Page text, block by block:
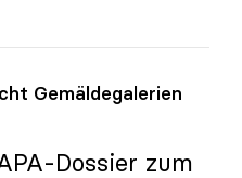
Wertungen
Gemäldegalerien
Dossier zum